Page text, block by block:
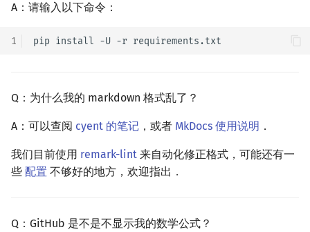
A：请输入以下命令：
1 pip install -U -r
Q：为什么我的 markdown 格式乱了？
A：可以查阅 cyent 的笔记 ，或者 MkDocs 使用说明 ．
我们目前使用 remark-lint 来自动化修正格式，可能还有一
些 配置 不够好的地方，欢迎指出．
Q：GitHub 是不是不显示我的数学公式？